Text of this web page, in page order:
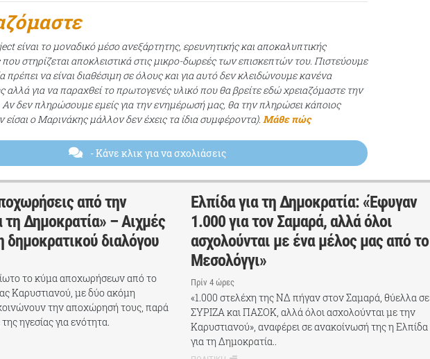
είναι το μοναδικό μέσο ανεξάρτητης, ερευνητικής και αποκαλυπτικής
στηρίζεται αποκλειστικά στις μικρο-δωρεές των επισκεπτών του. Πιστεύουμε
πρέπει να είναι διαθέσιμη σε όλους και για αυτό δεν κλειδώνουμε κανένα
αλλά για να παραχθεί το πρωτογενές υλικό που θα βρείτε εδώ χρειαζόμαστε την
Αν δεν πληρώσουμε εμείς για την ενημέρωσή μας, θα την πληρώσει κάποιος
είσαι ο Μαρινάκης μάλλον δεν έχεις τα ίδια συμφέροντα). Μάθε πώς
- Κάνε κλικ για να σχολιάσεις
από την
τη Δημοκρατία» – Αιχμές
δημοκρατικού διαλόγου
το κύμα αποχωρήσεων από το
Καρυστιανού, με δύο ακόμη
την αποχώρησή τους, παρά
ηγεσίας για ενότητα.
Ελπίδα για τη Δημοκρατία: «Έφυγαν
1.000 για τον Σαμαρά, αλλά όλοι
ασχολούνται με ένα μέλος μας από το
Μεσολόγγι»
Πρίν 4 ώρες
«1.000 στελέχη της ΝΔ πήγαν στον Σαμαρά, θύελλα σε
ΣΥΡΙΖΑ και ΠΑΣΟΚ, αλλά όλοι ασχολούνται με την
Καρυστιανού», αναφέρει σε ανακοίνωσή της η Ελπίδα
για τη Δημοκρατία..